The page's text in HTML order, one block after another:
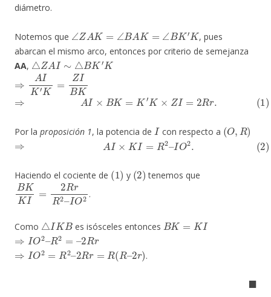
diámetro.
Notemos que
∠Z A K= AK = ∠ K
, pues
abarcan el mismo arco, entonces por criterio de semejanza
AA,
△ZAI ∼△BK′K
K′K
K
(1)AI× K′K×Z 2Rr.
Por la proposición 1, la potencia de
I
con respecto a
(O R)
⇒(2)AI×KI=R2–I O 2.
Haciendo el cociente de
(1 )
y
(2)
tenemos que
BKKI R2–
IO2
.
Como
△ KB
es isósceles entonces
BK=
⇒IO2–R2=–2 Rr
⇒ O2= R2–2R r=R(R 2r )
.
◼